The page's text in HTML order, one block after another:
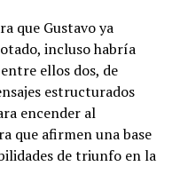
que Gustavo ya
incluso habría
ellos dos, de
estructurados
encender al
que afirmen una base
de triunfo en la